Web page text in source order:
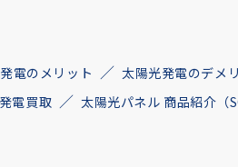
電のメリット 太陽光発電のデメ
電買取 太陽光パネル 商品紹介（